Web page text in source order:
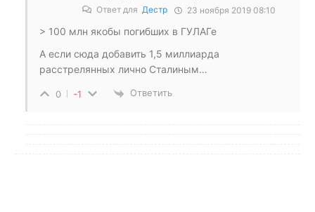
Ответ для Дестр 23 ноября 2019 08:10
> 100 млн якобы погибших в ГУЛАГе
А если сюда добавить 1,5 миллиарда
расстрелянных лично Сталиным…
0 -1 Ответить